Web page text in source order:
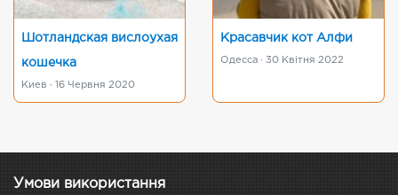
Шотландская вислоухая
кошечка
Киев · 16 Червня 2020
Красавчик кот Алфи
Одесса · 30 Квітня 2022
Умови використання